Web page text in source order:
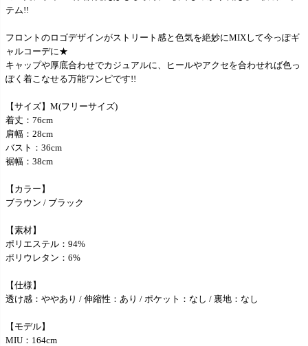
テム!!
フロントのロゴデザインがストリート感と色気を絶妙にMIXして今っぽギ
ャルコーデに★
キャップや厚底合わせでカジュアルに、ヒールやアクセを合わせれば色っ
ぽく着こなせる万能ワンピです!!
【サイズ】M(フリーサイズ)
着丈：76cm
肩幅：28cm
バスト：36cm
裾幅：38cm
【カラー】
ブラウン / ブラック
【素材】
ポリエステル：94%
ポリウレタン：6%
【仕様】
透け感：ややあり / 伸縮性：あり / ポケット：なし / 裏地：なし
【モデル】
MIU：164cm